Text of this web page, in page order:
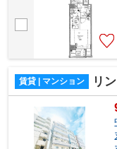
賃貸 | マンション リ